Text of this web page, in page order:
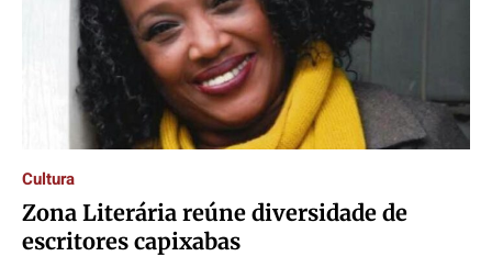
Cultura
Zona Literária reúne diversidade de
escritores capixabas